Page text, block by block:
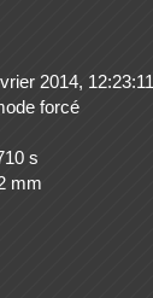
2014, 12:23:11
forcé
s
mm